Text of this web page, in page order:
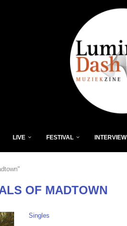
LIVE FESTIVAL INTERVIEW
OF MADTOWN
Singles